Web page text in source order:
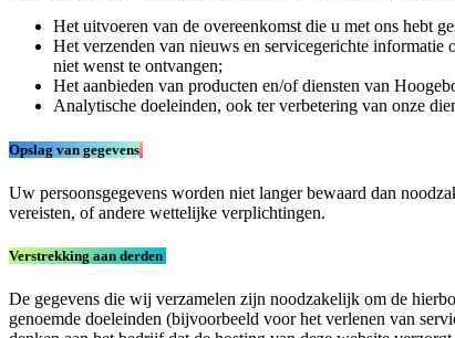
Het uitvoeren van de overeenkomst die u met ons hebt
Het verzenden van nieuws en servicegerichte
niet wenst te ontvangen;
Het aanbieden van producten en/of diensten van
Analytische doeleinden, ook ter verbetering van onze
Opslag van gegevens
Uw persoonsgegevens worden niet langer bewaard dan
vereisten, of andere wettelijke verplichtingen.
Verstrekking aan derden
De gegevens die wij verzamelen zijn noodzakelijk om de
genoemde doeleinden (bijvoorbeeld voor het verlenen van